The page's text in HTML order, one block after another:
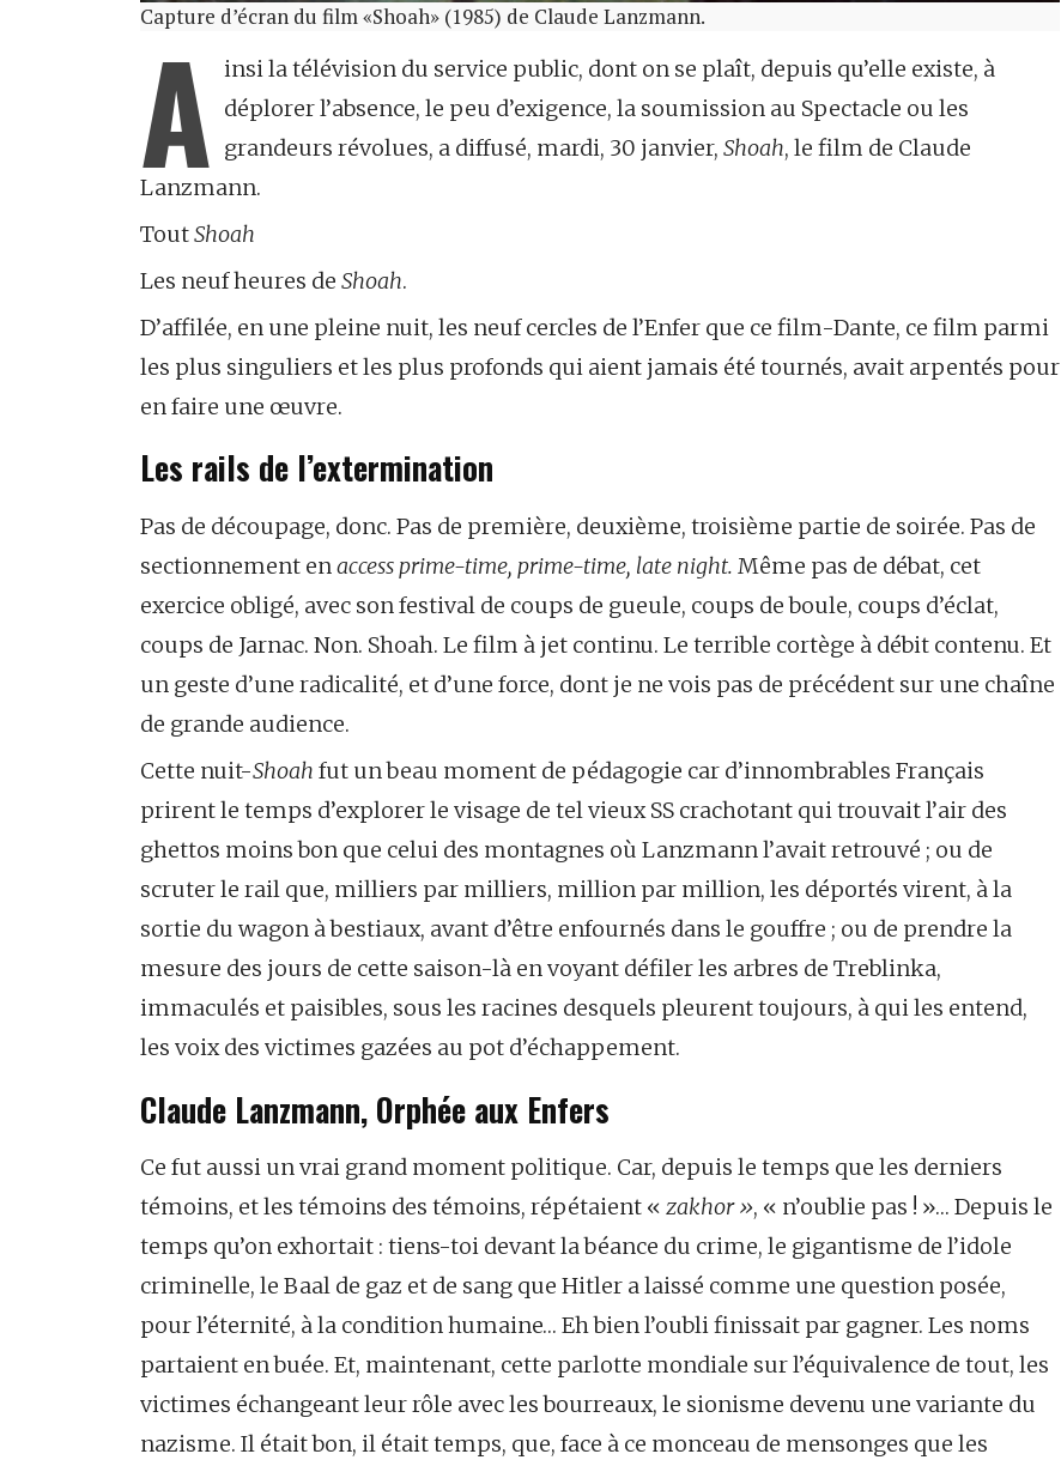
Capture d’écran du film «Shoah» (1985) de Claude Lanzmann.
A insi la télévision du service public, dont on se plaît, depuis qu’elle existe, à
déplorer l’absence, le peu d’exigence, la soumission au Spectacle ou les
grandeurs révolues, a diffusé, mardi, 30 janvier, Shoah, le film de Claude
Lanzmann.
ToutShoah
Les neuf heures de Shoah.
D’affilée, en une pleine nuit, les neuf cercles de l’Enfer que ce film-Dante, ce film parmi
les plus singuliers et les plus profonds qui aient jamais été tournés, avait arpentés pour
en faire une œuvre.
Les rails de l’extermination
Pas de découpage, donc. Pas de première, deuxième, troisième partie de soirée. Pas de
sectionnement enaccess prime-time, prime-time, late night. Même pas de débat, cet
exercice obligé, avec son festival de coups de gueule, coups de boule, coups d’éclat,
coups de Jarnac. Non. Shoah. Le film à jet continu. Le terrible cortège à débit contenu. Et
un geste d’une radicalité, et d’une force, dont je ne vois pas de précédent sur une chaîne
de grande audience.
Cette nuit-Shoah fut un beau moment de pédagogie car d’innombrables Français
prirent le temps d’explorer le visage de tel vieux SS crachotant qui trouvait l’air des
ghettos moins bon que celui des montagnes où Lanzmann l’avait retrouvé ; ou de
scruter le rail que, milliers par milliers, million par million, les déportés virent, à la
sortie du wagon à bestiaux, avant d’être enfournés dans le gouffre ; ou de prendre la
mesure des jours de cette saison-là en voyant défiler les arbres de Treblinka,
immaculés et paisibles, sous les racines desquels pleurent toujours, à qui les entend,
les voix des victimes gazées au pot d’échappement.
Claude Lanzmann, Orphée aux Enfers
Ce fut aussi un vrai grand moment politique. Car, depuis le temps que les derniers
témoins, et les témoins des témoins, répétaient « zakhor », « n’oublie pas ! »… Depuis le
temps qu’on exhortait : tiens-toi devant la béance du crime, le gigantisme de l’idole
criminelle, le Baal de gaz et de sang que Hitler a laissé comme une question posée,
pour l’éternité, à la condition humaine… Eh bien l’oubli finissait par gagner. Les noms
partaient en buée. Et, maintenant, cette parlotte mondiale sur l’équivalence de tout, les
victimes échangeant leur rôle avec les bourreaux, le sionisme devenu une variante du
nazisme. Il était bon, il était temps, que, face à ce monceau de mensonges que les